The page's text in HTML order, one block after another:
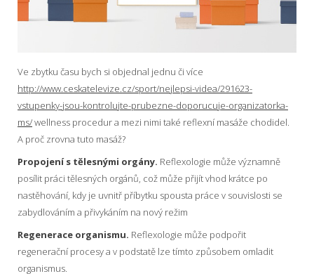
Ve zbytku času bych si objednal jednu či více
http://www.ceskatelevize.cz/sport/nejlepsi-videa/291623-
vstupenky-jsou-kontrolujte-prubezne-doporucuje-organizatorka-
ms/wellness procedur a mezi nimi také reflexní masáže chodidel.
A proč zrovna tuto masáž?
Propojení s tělesnými orgány. Reflexologie může významně
posílit práci tělesných orgánů, což může přijít vhod krátce po
nastěhování, kdy je uvnitř příbytku spousta práce v souvislosti se
zabydlováním a přivykáním na nový režim
Regenerace organismu. Reflexologie může podpořit
regenerační procesy a v podstatě lze tímto způsobem omladit
organismus.